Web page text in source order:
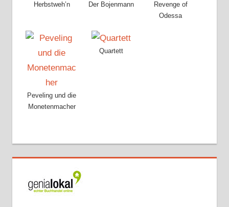
Herbstweh’n Der Bojenmann
Revenge of
Odessa
Peveling und die
Monetenmacher
Quartett